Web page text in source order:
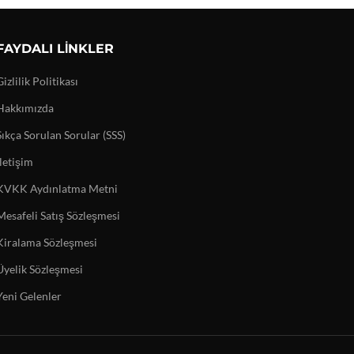
LINKLER
Politikası
Sorulan Sorular (SSS)
Aydınlatma Metni
Satış Sözleşmesi
Sözleşmesi
Sözleşmesi
Gelenler